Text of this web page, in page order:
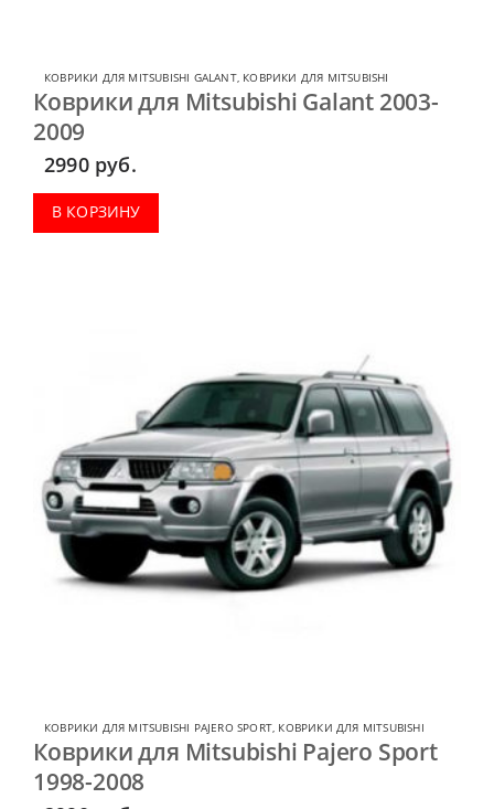
КОВРИКИ ДЛЯ MITSUBISHI GALANT, КОВРИКИ ДЛЯ MITSUBISHI
Коврики для Mitsubishi Galant 2003-
2009
2990 руб.
В КОРЗИНУ
КОВРИКИ ДЛЯ MITSUBISHI PAJERO SPORT, КОВРИКИ ДЛЯ MITSUBISHI
Коврики для Mitsubishi Pajero Sport
1998-2008